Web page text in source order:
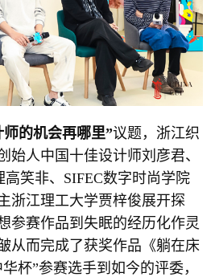
师的机会再哪里”议题，浙江织
始人中国十佳设计师刘彦君、
笑非、SIFEC数字时尚学院
浙江理工大学贾梓俊展开探
参赛作品到失眠的经历化作灵
从而完成了获奖作品《躺在床
杯”参赛选手到如今的评委，